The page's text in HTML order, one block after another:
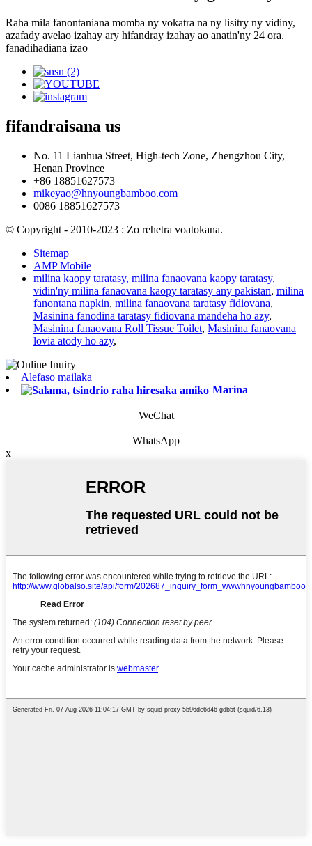
Raha mila fanontaniana momba ny vokatra na ny lisitry ny vidiny,
azafady avelao izahay ary hifandray izahay ao anatin'ny 24 ora.
fanadihadiana izao
fifandraisana us
No. 11 Lianhua Street, High-tech Zone, Zhengzhou City,
Henan Province
+86 18851627573
mikeyao@hnyoungbamboo.com
0086 18851627573
© Copyright - 2010-2023 : Zo rehetra voatokana.
Sitemap
AMP Mobile
milina kaopy taratasy, milina fanaovana kaopy taratasy,
vidin'ny milina fanaovana kaopy taratasy any pakistan, milina
fanontana napkin, milina fanaovana taratasy fidiovana,
Masinina fanodina taratasy fidiovana mandeha ho azy,
Masinina fanaovana Roll Tissue Toilet, Masinina fanaovana
lovia atody ho azy,
Alefaso mailaka
Marina
WeChat
WhatsApp
x